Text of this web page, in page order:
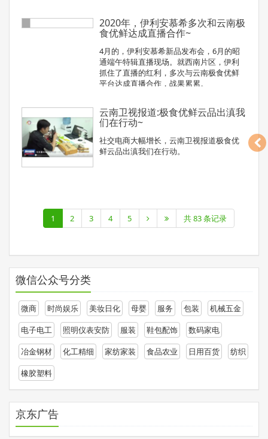
2020年，伊利安慕希多次和云南极
食优鲜达成直播合作~
4月的，伊利安慕希新品发布会，6月的昭
通端午特辑直播现场。就西南片区，伊利
抓住了直播的红利，多次与云南极食优鲜
平台达成直播合作，战果累累。
云南卫视报道:极食优鲜云品出滇我
们在行动~
社交电商大幅增长，云南卫视报道极食优
鲜云品出滇我们在行动。
1 2 3 4 5 共 83 条记录
微信公众号分类
微商 时尚娱乐 美妆日化 母婴 服务 包装
机械五金
电子电工
照明仪表安防 服装 鞋包配饰
数码家电
冶金钢材
化工精细 家纺家装 食品农业 日用百货
纺织
橡胶塑料
京东广告